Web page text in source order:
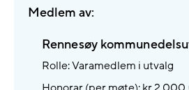
Medlem av:
Rennesøy
Rolle: Varamedlem i utvalg